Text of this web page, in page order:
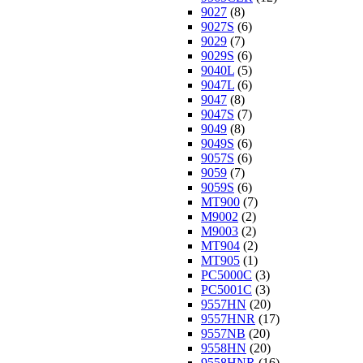
9027 (8)
9027S (6)
9029 (7)
9029S (6)
9040L (5)
9047L (6)
9047 (8)
9047S (7)
9049 (8)
9049S (6)
9057S (6)
9059 (7)
9059S (6)
MT900 (7)
M9002 (2)
M9003 (2)
MT904 (2)
MT905 (1)
PC5000C (3)
PC5001C (3)
9557HN (20)
9557HNR (17)
9557NB (20)
9558HN (20)